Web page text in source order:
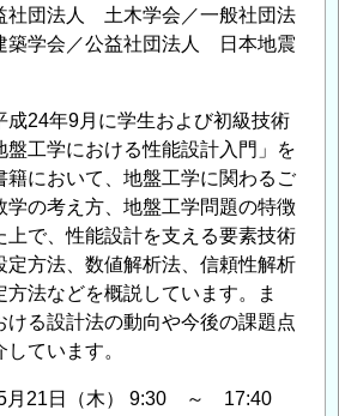
社団法人 土木学会／一般社団法
学会／公益社団法人 日本地震
成24年9月に学生および初級技術
盤工学における性能設計入門」を
籍において、地盤工学に関わるご
学の考え方、地盤工学問題の特徴
上で、性能設計を支える要素技術
定方法、数値解析法、信頼性解析
法などを概説しています。ま
ける設計法の動向や今後の課題点
ています。
月21日（木） 9:30 ～ 17:40